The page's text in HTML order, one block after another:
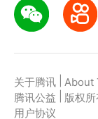
关于腾讯 About
腾讯公益
版权
用户协议